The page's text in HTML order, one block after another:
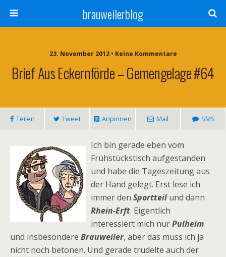
brauweilerblog
23. November 2012 • Keine Kommentare
Brief Aus Eckernförde – Gemengelage #64
Teilen Tweet Anpinnen Mail SMS
Ich bin gerade eben vom
Frühstückstisch aufgestanden
und habe die Tageszeitung aus
der Hand gelegt. Erst lese ich
immer den Sportteil und dann
Rhein-Erft. Eigentlich
interessiert mich nurPulheim
und insbesondere Brauweiler, aber das muss ich ja
nicht noch betonen. Und gerade trudelte auch der